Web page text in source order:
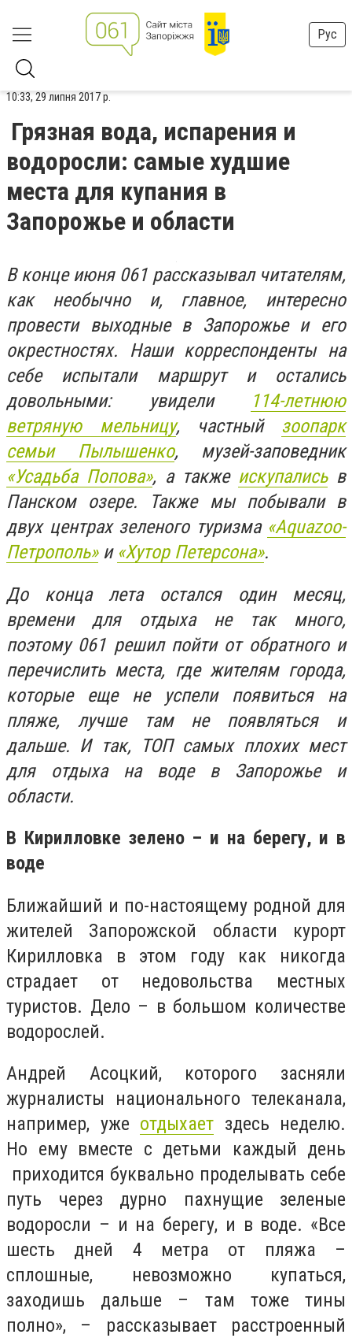
Рус
10:33, 29 липня 2017 р.
Грязная вода, испарения и
водоросли: самые худшие
места для купания в
Запорожье и области
В конце июня 061 рассказывал читателям,
как необычно и, главное, интересно
провести выходные в Запорожье и его
окрестностях. Наши корреспонденты на
себе испытали маршрут и остались
довольными: увидели
114-летнюю
ветряную мельницу, частный зоопарк
семьи Пылышенко, музей-заповедник
«Усадьба Попова», а также искупалисьв
Панском озере. Также мы побывали в
двух центрах зеленого туризма «Аquazoo-
Петрополь»и «Хутор Петерсона».
До конца лета остался один месяц,
времени для отдыха не так много,
поэтому 061 решил пойти от обратного и
перечислить места, где жителям города,
которые еще не успели появиться на
пляже, лучше там не появляться и
дальше. И так, ТОП самых плохих мест
для отдыха на воде в Запорожье и
области.
В Кирилловке зелено – и на берегу, и в
воде
Ближайший и по-настоящему родной для
жителей Запорожской области курорт
Кирилловка в этом году как никогда
страдает от недовольства местных
туристов. Дело – в большом количестве
водорослей.
Андрей Асоцкий, которого засняли
журналисты национального телеканала,
например, уже отдыхает здесь неделю.
Но ему вместе с детьми каждый день
приходится буквально проделывать себе
путь через дурно пахнущие зеленые
водоросли – и на берегу, и в воде. «Все
шесть дней 4 метра от пляжа –
сплошные, невозможно купаться,
заходишь дальше – там тоже тины
полно», – рассказывает расстроенный